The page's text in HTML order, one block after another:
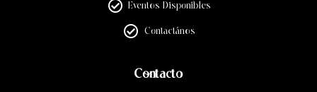
Eventos Disponibles
Contactános
Contacto